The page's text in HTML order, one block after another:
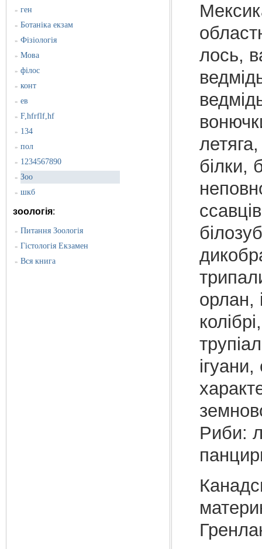
» ген
» Ботаніка екзам
» Фізіологія
» Мова
» філос
» конт
» ев
» F,hfrflf,hf
» 134
» пол
» 1234567890
» Зоо
» шкб
зоологія:
» Питання Зоологія
» Гістологія Екзамен
» Вся книга
лось,
білки,
орлан,
Риби: